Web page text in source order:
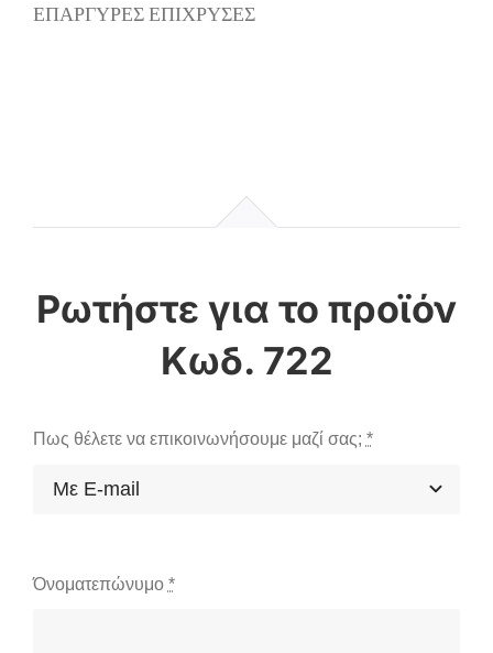
ΕΠΑΡΓΥΡΕΣ ΕΠΙΧΡΥΣΕΣ
Κωδ. 722
Πως θέλετε να επικοινωνήσουμε μαζί σας; *
Όνοματεπώνυμο *